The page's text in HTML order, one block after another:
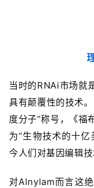
当时的RNAi市场就
具有颠覆性的技术。
度分子”称号，《福
为“生物技术的十亿
今人们对基因编辑技
对Alnylam而言这